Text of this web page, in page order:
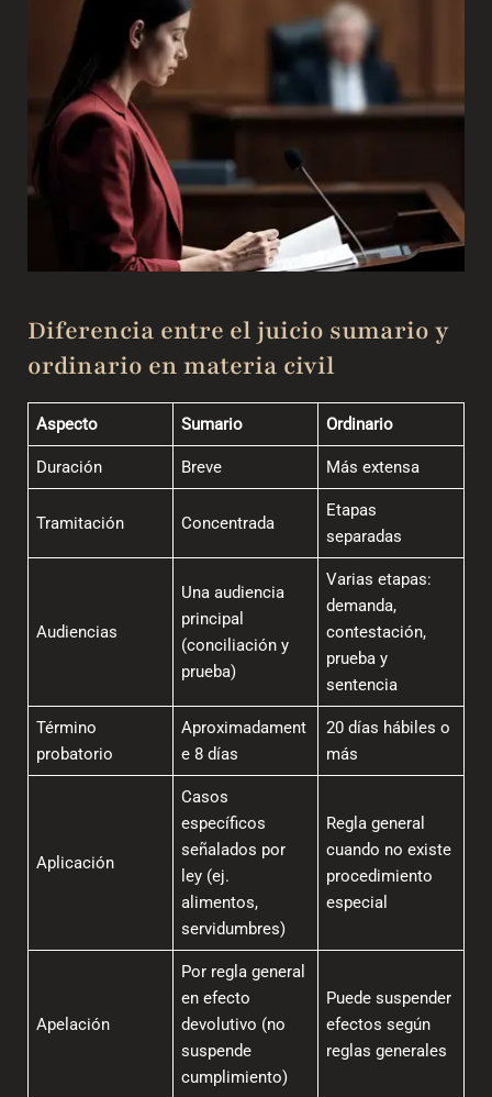
Diferencia entre el juicio sumario y
ordinario en materia civil
Aspecto Sumario Ordinario
Duración Breve Más extensa
Tramitación Concentrada
Etapas
separadas
Audiencias
Una audiencia
principal
(conciliación y
prueba)
Varias etapas:
demanda,
contestación,
prueba y
sentencia
Término
probatorio
Aproximadament
e 8 días
20 días hábiles o
más
Aplicación
Casos
específicos
señalados por
ley (ej.
alimentos,
servidumbres)
Regla general
cuando no existe
procedimiento
especial
Apelación
Por regla general
en efecto
devolutivo (no
suspende
cumplimiento)
Puede suspender
efectos según
reglas generales